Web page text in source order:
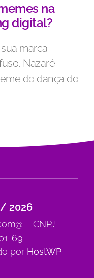
na
digital?
marca
Nazaré
do dança do
2026
– CNPJ
69
por HostWP